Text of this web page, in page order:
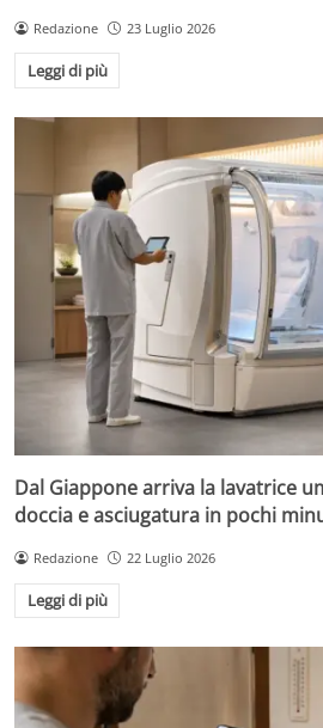
Redazione 23 Luglio 2026
Leggi di più
Dal Giappone arriva la lavatrice
doccia e asciugatura in pochi
Redazione 22 Luglio 2026
Leggi di più